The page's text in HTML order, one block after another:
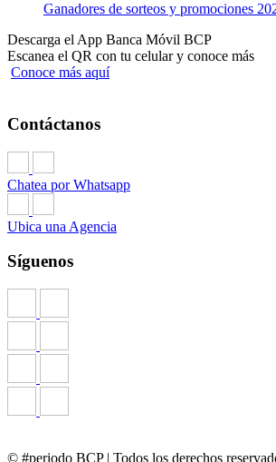
Ganadores de sorteos y promociones
Descarga el App Banca Móvil BCP
Escanea el QR con tu celular y conoce más
Conoce más aquí
Contáctanos
Chatea por Whatsapp
Ubica una Agencia
Síguenos
© #periodo BCP | Todos los derechos